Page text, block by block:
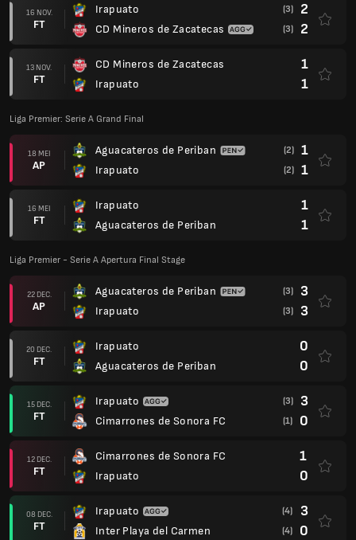
16 NOV.
FT
Irapuato
CD Mineros de Zacatecas
(3) 2
(3) 2
13 NOV.
FT
CD Mineros de Zacatecas
Irapuato
1
1
Liga Premier: Serie A Grand Final
18 MEI
AP
Aguacateros de Periban
Irapuato
(2) 1
(2) 1
16 MEI
FT
Irapuato
Aguacateros de Periban
1
1
Liga Premier - Serie A Apertura Final Stage
22 DEC.
AP
Aguacateros de Periban
Irapuato
(3) 3
(3) 3
20 DEC.
FT
Irapuato
Aguacateros de Periban
0
0
15 DEC.
FT
Irapuato
Cimarrones de Sonora FC
(3) 3
(1) 0
12 DEC.
FT
Cimarrones de Sonora FC
Irapuato
1
0
08 DEC.
FT
Irapuato
Inter Playa del Carmen
(4) 3
(4) 0